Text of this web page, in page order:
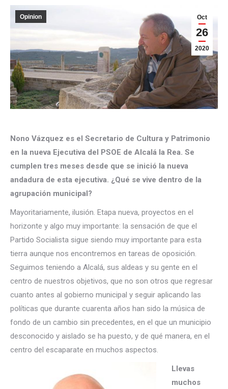
Oct
26
2020
Opinion
Nono Vázquez es el Secretario de Cultura y Patrimonio
en la nueva Ejecutiva del PSOE de Alcalá la Rea. Se
cumplen tres meses desde que se inició la nueva
andadura de esta ejecutiva. ¿Qué se vive dentro de la
agrupación municipal?
Mayoritariamente, ilusión. Etapa nueva, proyectos en el
horizonte y algo muy importante: la sensación de que el
Partido Socialista sigue siendo muy importante para esta
tierra aunque nos encontremos en tareas de oposición.
Seguimos teniendo a Alcalá, sus aldeas y su gente en el
centro de nuestros objetivos, que no son otros que regresar
cuanto antes al gobierno municipal y seguir aplicando las
políticas que durante cuarenta años han sido la música de
fondo de un cambio sin precedentes, en el que un municipio
desconocido y aislado se ha puesto, y de qué manera, en el
centro del escaparate en muchos aspectos.
Llevas
muchos